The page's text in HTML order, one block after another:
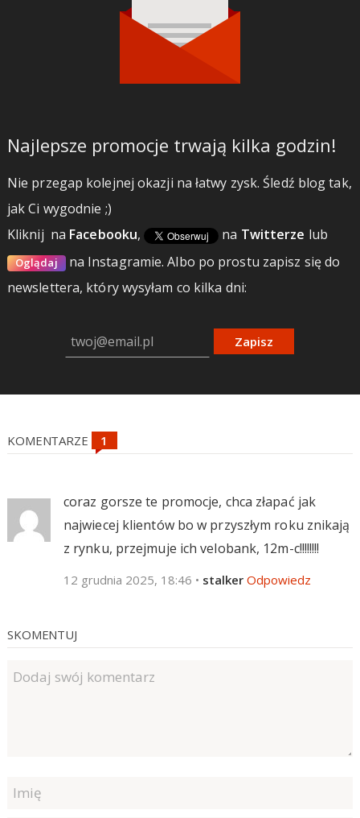
Najlepsze promocje trwają kilka godzin!
Nie przegap kolejnej okazji na łatwy zysk. Śledź blog tak,
jak Ci wygodnie ;)
Kliknij na Facebooku, na Twitterze lub
Oglądaj na Instagramie.Albo po prostu zapisz się do
newslettera, który wysyłam co kilka dni:
Zapisz
KOMENTARZE
coraz gorsze te promocje, chca złapać jak
najwiecej klientów bo w przyszłym roku znikają
z rynku, przejmuje ich velobank, 12m-c!!!!!!!!
12 grudnia 2025, 18:46 • stalker Odpowiedz
SKOMENTUJ